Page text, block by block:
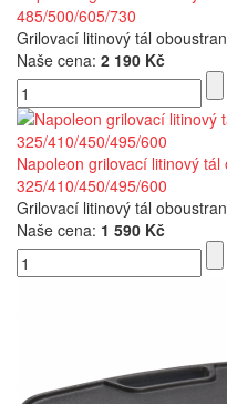
485/500/605/730
Grilovací litinový tál
Naše cena: 2 190 Kč
Napoleon grilovací litinový
325/410/450/495/600
Grilovací litinový tál
Naše cena: 1 590 Kč